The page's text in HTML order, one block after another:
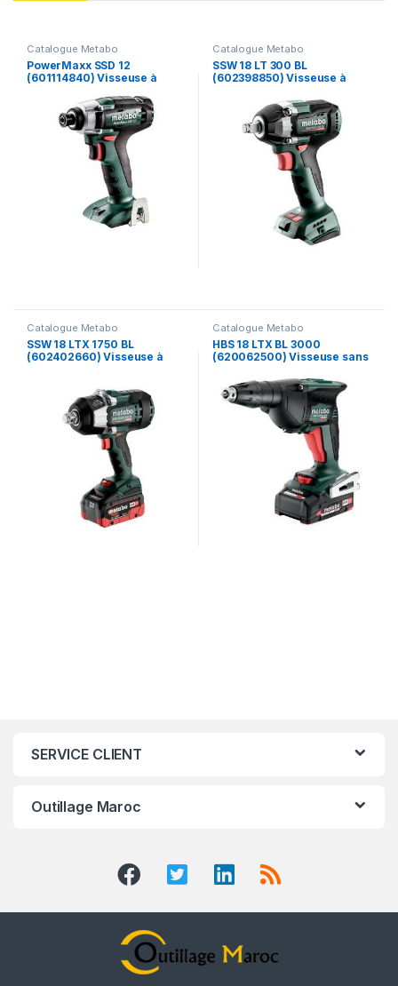
Catalogue Metabo
PowerMaxx SSD 12
(601114840) Visseuse à
Catalogue Metabo
SSW 18 LT 300 BL
(602398850) Visseuse à
Catalogue Metabo
SSW 18 LTX 1750 BL
(602402660) Visseuse à
Catalogue Metabo
HBS 18 LTX BL 3000
(620062500) Visseuse sans
– Metabo
SERVICE CLIENT
Outillage Maroc